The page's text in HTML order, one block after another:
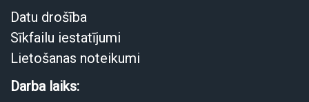
Datu drošība
Sīkfailu iestatījumi
Lietošanas noteikumi
Darba laiks: